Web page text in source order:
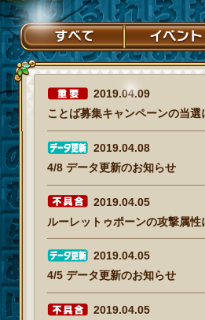
2019.04.09
ことば募集キャンペーンの当選
2019.04.08
4/8 データ更新のお知らせ
2019.04.05
2019.04.05
4/5 データ更新のお知らせ
2019.04.05